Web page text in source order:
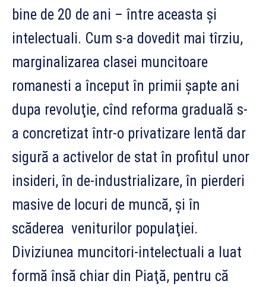
bine de 20 de ani – între aceasta şi
intelectuali. Cum s-a dovedit mai tîrziu,
marginalizarea clasei muncitoare
romanesti a început în primii şapte ani
dupa revoluţie, cînd reforma graduală s-
a concretizat într-o privatizare lentă dar
sigură a activelor de stat în profitul unor
insideri, în de-industrializare, în pierderi
masive de locuri de muncă, şi în
scăderea veniturilor populaţiei.
Diviziunea muncitori-intelectuali a luat
formă însă chiar din Piaţă, pentru că